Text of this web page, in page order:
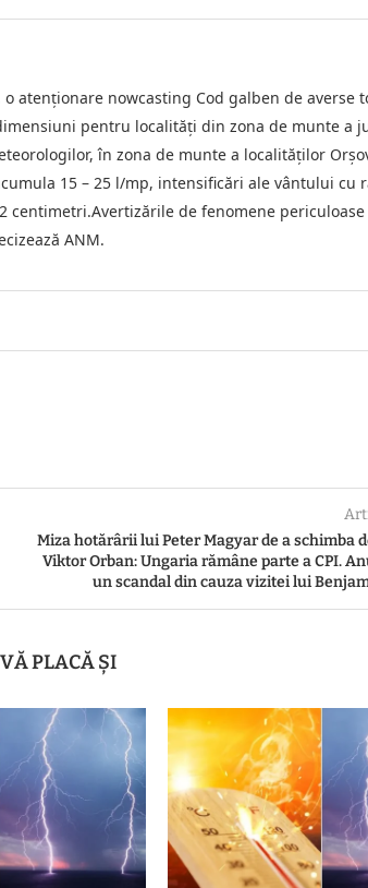
atenţionare nowcasting Cod galben de averse
pentru localităţi din zona de munte a
în zona de munte a localităţilor
15 – 25 l/mp, intensificări ale vântului cu
de fenomene
ANM.
Miza hotărârii lui Peter Magyar de a schimba
Viktor Orban: Ungaria rămâne parte a CPI.
un scandal din cauza vizitei lui
PLACĂ ȘI